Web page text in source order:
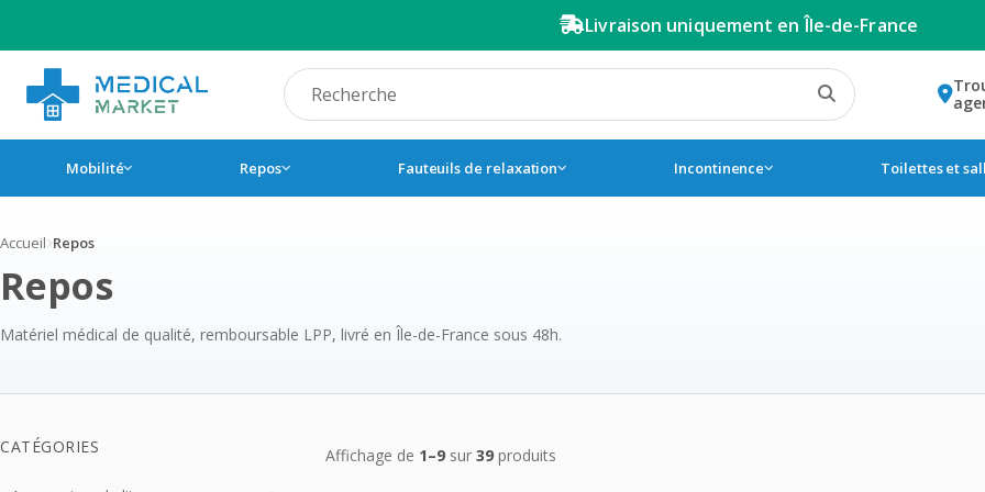
Livraison uniquement en Île-de-France
Recherche produit
Mobilité Repos Fauteuils de relaxation Incontinence Toilettes et
Accueil Repos
Repos
Matériel médical de qualité, remboursable LPP, livré en Île-de-France sous 48h.
CATÉGORIES Produits de la catégorie Repos
Affichage de 1–9 sur 39 produits